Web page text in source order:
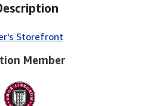
Storefront
Member